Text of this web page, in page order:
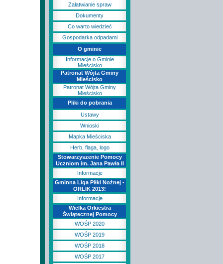
Załatwianie spraw
Dokumenty
Co warto wiedzieć
Gospodarka odpadami
O gminie
Informacje o Gminie
Mieścisko
Patronat Wójta Gminy
Mieścisko
Patronat Wójta Gminy
Mieścisko
Pliki do pobrania
Ustawy
Wnioski
Mapka Mieściska
Herb, flaga, logo
Stowarzyszenie Pomocy
Uczniom im. Jana Pawła II
Informacje
Gminna Liga Piłki Nożnej -
ORLIK 2013!
Informacje
Wielka Orkiestra
Świątecznej Pomocy
WOŚP 2020
WOŚP 2019
WOŚP 2018
WOŚP 2017